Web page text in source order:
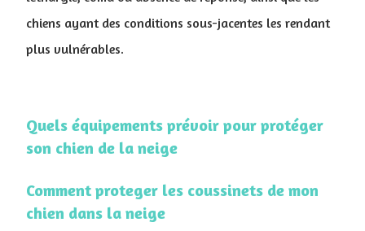
chiens ayant des conditions sous-jacentes les rendant
plus vulnérables.
Quels équipements prévoir pour protéger
son chien de la neige
Comment proteger les coussinets de mon
chien dans la neige